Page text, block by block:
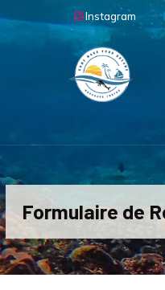
Aller au contenu principal
Instagram
Formulaire de